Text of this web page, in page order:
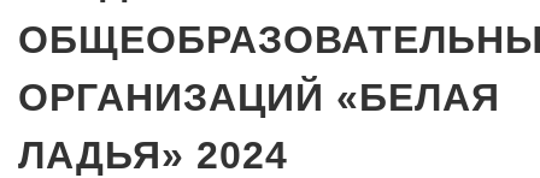
ОРГАНИЗАЦИЙ «БЕЛАЯ
ЛАДЬЯ» 2024